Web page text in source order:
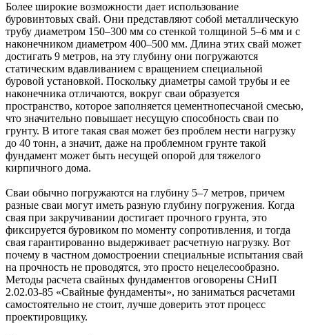
Более широкие возможности дает использование
буровинтовых свай. Они представляют собой металлическую
трубу диаметром 150–300 мм со стенкой толщиной 5–6 мм и с
наконечником диаметром 400–500 мм. Длина этих свай может
достигать 9 метров, на эту глубину они погружаются
статическим вдавливанием с вращением специальной
буровой установкой. Поскольку диаметры самой трубы и ее
наконечника отличаются, вокруг сваи образуется
пространство, которое заполняется цементнопесчаной смесью,
что значительно повышает несущую способность сваи по
грунту. В итоге такая свая может без проблем нести нагрузку
до 40 тонн, а значит, даже на проблемном грунте такой
фундамент может быть несущей опорой для тяжелого
кирпичного дома.
Сваи обычно погружаются на глубину 5–7 метров, причем
разные сваи могут иметь разную глубину погружения. Когда
свая при закручивании достигает прочного грунта, это
фиксируется буровиком по моменту сопротивления, и тогда
свая гарантированно выдерживает расчетную нагрузку. Вот
почему в частном домостроении специальные испытания свай
на прочность не проводятся, это просто нецелесообразно.
Методы расчета свайных фундаментов оговорены СНиП
2.02.03-85 «Свайные фундаменты», но заниматься расчетами
самостоятельно не стоит, лучше доверить этот процесс
проектировщику.